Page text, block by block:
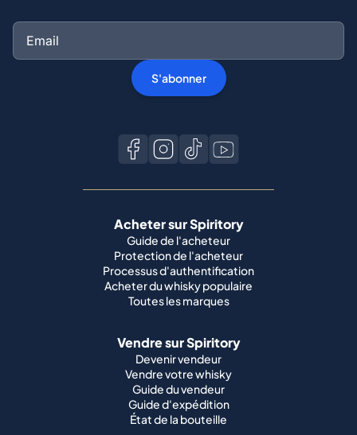
S'abonner
Acheter sur Spiritory
Guide de l'acheteur
Protection de l'acheteur
Processus d'authentification
Acheter du whisky populaire
Toutes les marques
Vendre sur Spiritory
Devenir vendeur
Vendre votre whisky
Guide du vendeur
Guide d'expédition
État de la bouteille